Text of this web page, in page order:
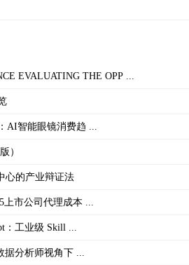
EVALUATING THE OPP ...
AI智能眼镜消费趋 ...
）
心的产业辩证法
上市公司代理成本 ...
工业级 Skill ...
据分析师视角下 ...